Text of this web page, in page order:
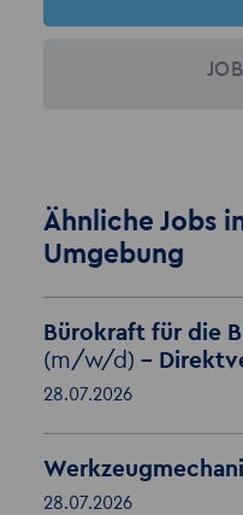
JOB
Ähnliche Jobs
Umgebung
Bürokraft für die
(m/w/d) -
28.07.2026
28.07.2026